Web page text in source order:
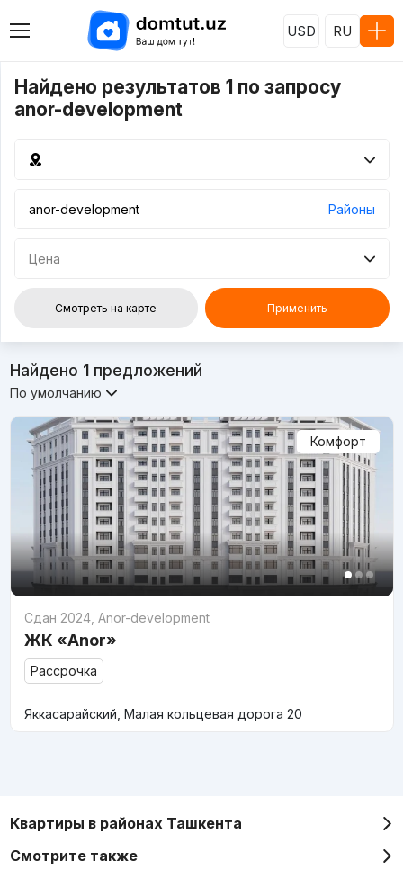
USD RU
Найдено результатов 1 по запросу
anor-development
Районы
Цена
Смотреть на карте Применить
Найдено 1предложений
По умолчанию
Комфорт
Сдан 2024, Anor-development
ЖК «Anor»
Рассрочка
Яккасарайский, Малая кольцевая дорога 20
Квартиры в районах Ташкента
Смотрите также